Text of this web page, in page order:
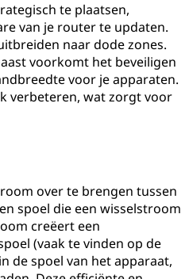
te plaatsen,
van je router te updaten.
naar dode zones.
voorkomt het beveiligen
voor je apparaten.
verbeteren, wat zorgt voor
over te brengen tussen
spoel die een wisselstroom
creëert een
(vaak te vinden op de
de spoel van het apparaat,